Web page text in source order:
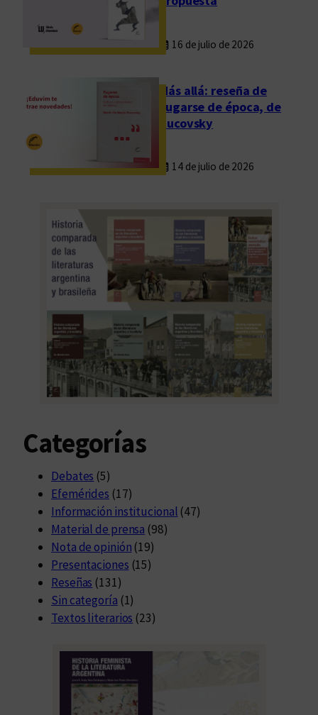
16 de julio de 2026
Más allá: reseña de
Fugarse de época, de
Rucovsky
14 de julio de 2026
Categorías
Debates (5)
Efemérides (17)
Información institucional (47)
Material de prensa (98)
Nota de opinión (19)
Presentaciones (15)
Reseñas (131)
Sin categoría (1)
Textos literarios (23)